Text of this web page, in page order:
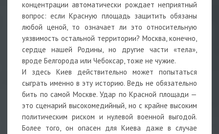
концентрации автоматически рождает неприятный
вопрос: если Красную площадь защитить обязаны
любой ценой, то означает ли это относительную
уязвимость остальной территории? Москва, конечно,
сердце нашей Родины, но другие части «тела»,
вроде Белгорода или Чебоксар, тоже не чужие.
И здесь Киев действительно может попытаться
сыграть именно в эту историю. Ведь не обязательно
бить по самой Москве. Удар по Красной площади —
это сценарий высокомедийный, но с крайне высоким
политическим риском и нулевой военной выгодой.
Более того, он опасен для Киева даже в случае